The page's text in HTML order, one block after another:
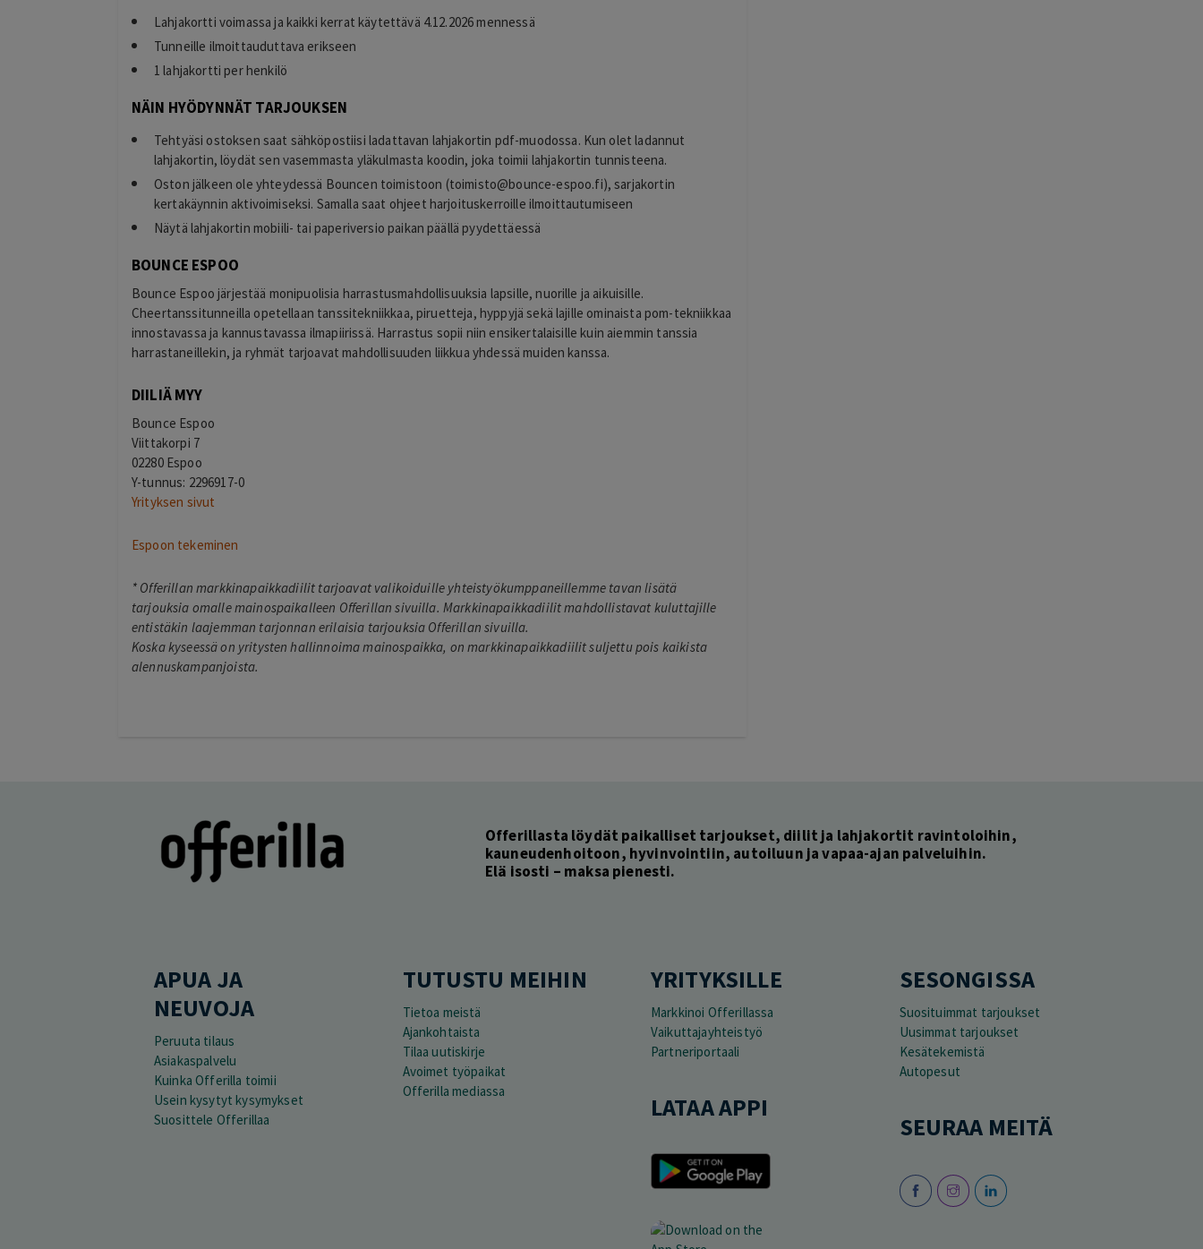
Lahjakortti voimassa ja kaikki kerrat käytettävä 4.12.2026 mennessä
Tunneille ilmoittauduttava erikseen
1 lahjakortti per henkilö
NÄIN HYÖDYNNÄT TARJOUKSEN
Tehtyäsi ostoksen saat sähköpostiisi ladattavan lahjakortin pdf-muodossa. Kun olet ladannut
lahjakortin, löydät sen vasemmasta yläkulmasta koodin, joka toimii lahjakortin tunnisteena.
Oston jälkeen ole yhteydessä Bouncen toimistoon (toimisto@bounce-espoo.fi), sarjakortin
kertakäynnin aktivoimiseksi. Samalla saat ohjeet harjoituskerroille ilmoittautumiseen
Näytä lahjakortin mobiili- tai paperiversio paikan päällä pyydettäessä
BOUNCE ESPOO
Bounce Espoo järjestää monipuolisia harrastusmahdollisuuksia lapsille, nuorille ja aikuisille.
Cheertanssitunneilla opetellaan tanssitekniikkaa, piruetteja, hyppyjä sekä lajille ominaista pom-tekniikkaa
innostavassa ja kannustavassa ilmapiirissä. Harrastus sopii niin ensikertalaisille kuin aiemmin tanssia
harrastaneillekin, ja ryhmät tarjoavat mahdollisuuden liikkua yhdessä muiden kanssa.
DIILIÄ MYY
Bounce Espoo
Viittakorpi 7
02280 Espoo
Y-tunnus: 2296917-0
Yrityksen sivut
Espoon tekeminen
* Offerillan markkinapaikkadiilit tarjoavat valikoiduille yhteistyökumppaneillemme tavan lisätä
tarjouksia omalle mainospaikalleen Offerillan sivuilla. Markkinapaikkadiilit mahdollistavat kuluttajille
entistäkin laajemman tarjonnan erilaisia tarjouksia Offerillan sivuilla.
Koska kyseessä on yritysten hallinnoima mainospaikka, on markkinapaikkadiilit suljettu pois kaikista
alennuskampanjoista.
Offerillasta löydät paikalliset tarjoukset, diilit ja lahjakortit ravintoloihin,
kauneudenhoitoon, hyvinvointiin, autoiluun ja vapaa-ajan palveluihin.
Elä isosti – maksa pienesti.
APUA JA
NEUVOJA
Peruuta tilaus
Asiakaspalvelu
Kuinka Offerilla toimii
Usein kysytyt kysymykset
Suosittele Offerillaa
TUTUSTU MEIHIN
Tietoa meistä
Ajankohtaista
Tilaa uutiskirje
Avoimet työpaikat
Offerilla mediassa
YRITYKSILLE
Markkinoi Offerillassa
Vaikuttajayhteistyö
Partneriportaali
LATAA APPI
SESONGISSA
Suosituimmat tarjoukset
Uusimmat tarjoukset
Kesätekemistä
Autopesut
SEURAA MEITÄ